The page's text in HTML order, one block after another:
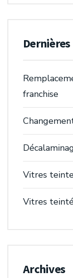
franchise
Vitres
Vitres
Archives